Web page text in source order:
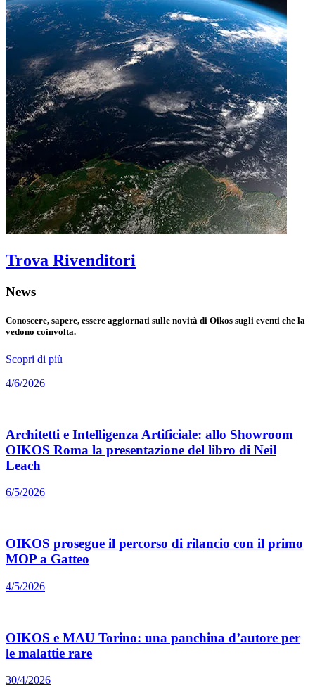
Trova Rivenditori
News
Conoscere, sapere, essere aggiornati sulle novità di Oikos sugli eventi che la
vedono coinvolta.
Scopri di più
4/6/2026
Architetti e Intelligenza Artificiale: allo Showroom
OIKOS Roma la presentazione del libro di Neil
Leach
6/5/2026
OIKOS prosegue il percorso di rilancio con il primo
MOP a Gatteo
4/5/2026
OIKOS e MAU Torino: una panchina d’autore per
le malattie rare
30/4/2026